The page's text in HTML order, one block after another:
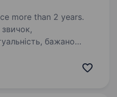
more than 2 years.
бажано
ремонту узлов і